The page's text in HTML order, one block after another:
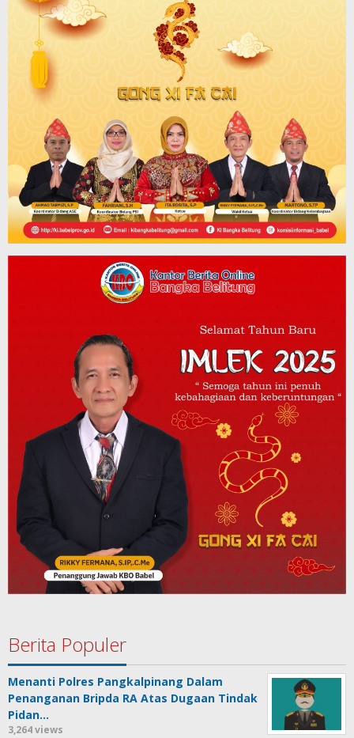
Berita Populer
Menanti Polres Pangkalpinang Dalam
Penanganan Bripda RA Atas Dugaan Tindak
Pidan…
3,264 views